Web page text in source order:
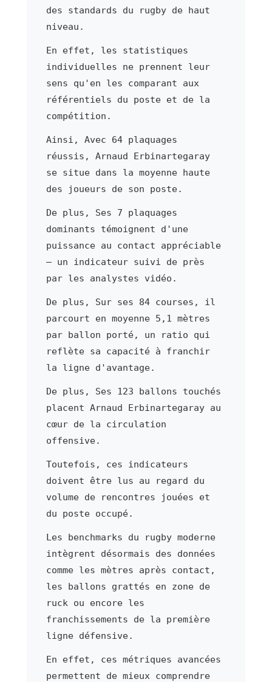
des standards du rugby de haut
niveau.
En effet, les statistiques
individuelles ne prennent leur
sens qu'en les comparant aux
référentiels du poste et de la
compétition.
Ainsi, Avec 64 plaquages
réussis, Arnaud Erbinartegaray
se situe dans la moyenne haute
des joueurs de son poste.
De plus, Ses 7 plaquages
dominants témoignent d'une
puissance au contact appréciable
— un indicateur suivi de près
par les analystes vidéo.
De plus, Sur ses 84 courses, il
parcourt en moyenne 5,1 mètres
par ballon porté, un ratio qui
reflète sa capacité à franchir
la ligne d'avantage.
De plus, Ses 123 ballons touchés
placent Arnaud Erbinartegaray au
cœur de la circulation
offensive.
Toutefois, ces indicateurs
doivent être lus au regard du
volume de rencontres jouées et
du poste occupé.
Les benchmarks du rugby moderne
intègrent désormais des données
comme les mètres après contact,
les ballons grattés en zone de
ruck ou encore les
franchissements de la première
ligne défensive.
En effet, ces métriques avancées
permettent de mieux comprendre